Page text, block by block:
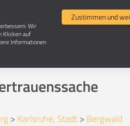
Bergwald
> Karlsruhe, Stadt> Bergwald
Wir
Klicken auf
Informationen
Zustimmen und